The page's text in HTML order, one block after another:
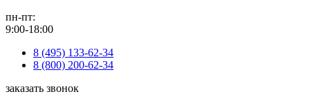
пн-пт:
9:00-18:00
8 (495) 133-62-34
8 (800) 200-62-34
заказать звонок